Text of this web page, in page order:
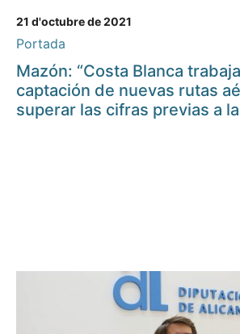
21 d'octubre de 2021
Portada
Mazón: “Costa Blanca
captación de nuevas rutas
superar las cifras previas a